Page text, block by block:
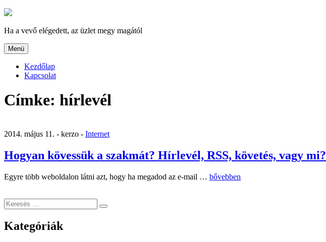
Tartalomhoz
Ha a vevő elégedett, az üzlet megy magától
Menü
Kezdőlap
Kapcsolat
Címke: hírlevél
2014. május 11. - kerzo - Internet
Hogyan kövessük a szakmát? Hírlevél, RSS, követés, vagy mi?
Egyre több weboldalon látni azt, hogy ha megadod az e-mail … „Hogyan
bővebben
Keresés
a
következő
kifejezésre:
Keresés
Kategóriák